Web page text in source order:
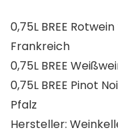
0,75L BREE
Frankreich
0,75L BREE
0,75L BREE Pinot
Pfalz
Hersteller: